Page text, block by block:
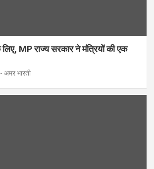
MP राज्य सरकार ने मंत्रियों की एक
अमर भारती